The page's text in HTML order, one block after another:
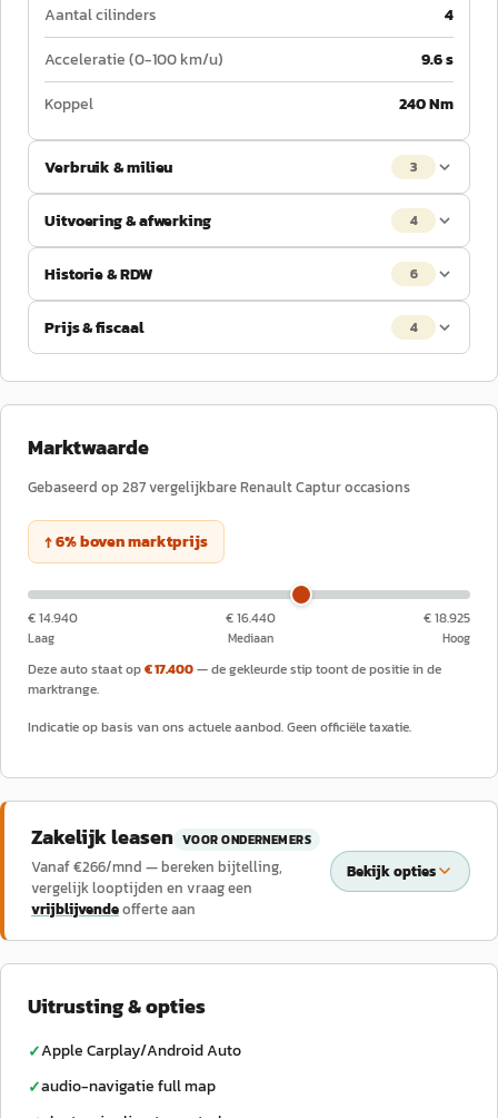
Aantal cilinders
4
Acceleratie (0-100 km/u)
9.6 s
Koppel
240 Nm
Verbruik & milieu 3
Uitvoering & afwerking 4
Historie & RDW 6
Prijs & fiscaal 4
Marktwaarde
Gebaseerd op 287vergelijkbareRenaultCapturoccasions
↑6%bovenmarktprijs
€ 14.940
Laag
€ 16.440
Mediaan
€ 18.925
Hoog
Deze auto staat op€ 17.400— de gekleurde stip toont de positie in de
marktrange.
Indicatie op basis van ons actuele aanbod. Geen officiële taxatie.
Zakelijk leasen VOOR ONDERNEMERS
Vanaf €266/mnd — bereken bijtelling,
vergelijk looptijden en vraag een
vrijblijvendeofferte aan
Bekijk opties
Uitrusting & opties
✓Apple Carplay/Android Auto
✓audio-navigatie full map